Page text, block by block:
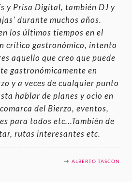
y Prisa Digital, también DJ y
durante muchos años.
los últimos tiempos en el
crítico gastronómico, intento
aquello que creo que puede
gastronómicamente en
y a veces de cualquier punto
hablar de planes y ocio en
del Bierzo, eventos,
para todos etc...También de
rutas interesantes etc.
ALBERTO TASCON